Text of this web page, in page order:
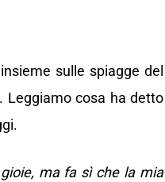
sulle spiagge del
Leggiamo cosa ha detto
ma fa sì che la mia